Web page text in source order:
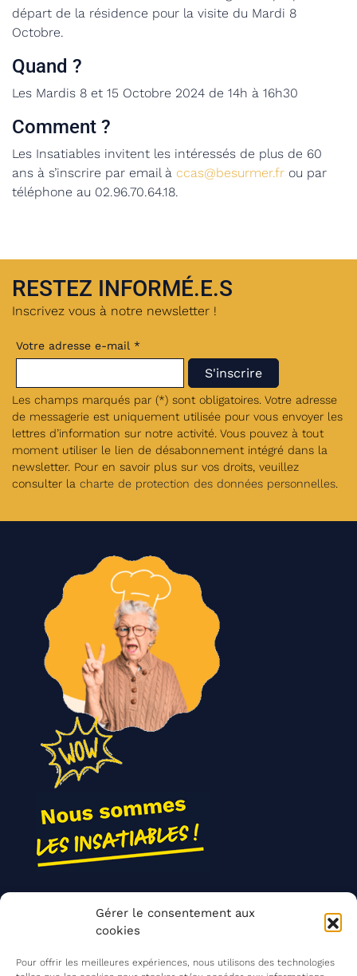
Gérer le consentement aux
cookies
Pour offrir les meilleures expériences, nous utilisons des technologies
départ de la résidence pour la visite du Mardi 8
Octobre.
Quand ?
Les Mardis 8 et 15 Octobre 2024 de 14h à 16h30
Comment ?
Les Insatiables invitent les intéressés de plus de 60
ans à s’inscrire par email à ccas@besurmer.fr ou par
téléphone au 02.96.70.64.18.
RESTEZ INFORMÉ.E.S
Inscrivez vous à notre newsletter !
Votre adresse e-mail *
Les champs marqués par (*) sont obligatoires. Votre adresse
de messagerie est uniquement utilisée pour vous envoyer les
lettres d’information sur notre activité. Vous pouvez à tout
moment utiliser le lien de désabonnement intégré dans la
newsletter. Pour en savoir plus sur vos droits, veuillez
consulter la charte de protection des données personnelles
Agir ensemble